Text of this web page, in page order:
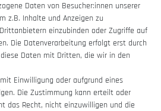
Impressum
Vertrag widerrufen
Daten von Besucher:innen unserer
z.B. Inhalte und Anzeigen zu
einzubinden oder Zugriffe auf
Die Datenverarbeitung erfolgt erst durch
Daten mit Dritten, die wir in den
Einwilligung oder aufgrund eines
Die Zustimmung kann erteilt oder
das Recht, nicht einzuwilligen und die